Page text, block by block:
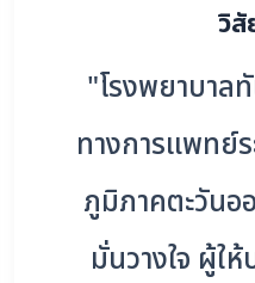
วิ
"โรงพยาบา
ทางการแพทย์
ภูมิภาคตะวันอ
มั่นวางใจ ผู้ใ